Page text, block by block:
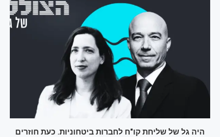
היה גל של שליחת קו"ח לחברות ביטחוניות. כעת חוזרים